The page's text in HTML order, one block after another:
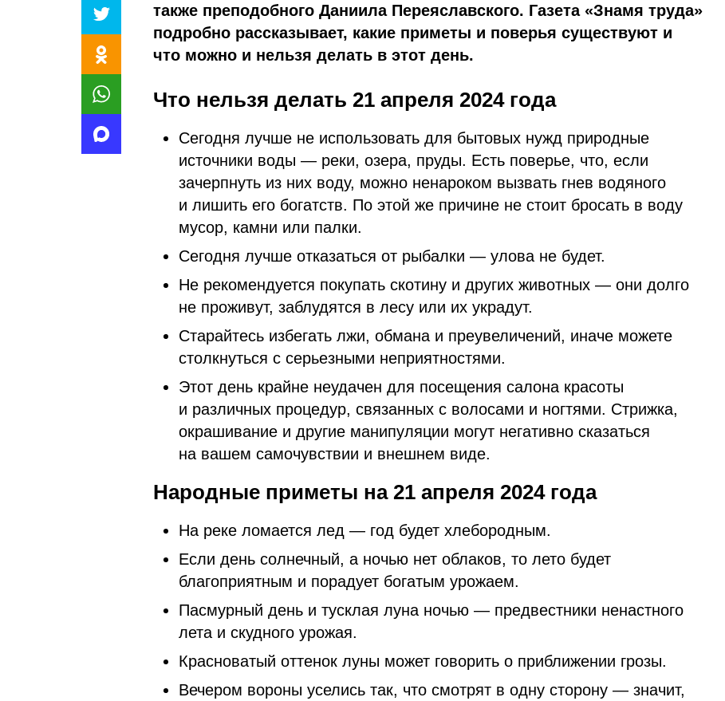
также преподобного Даниила Переяславского. Газета «Знамя труда»
подробно рассказывает, какие приметы и поверья существуют и
что можно и нельзя делать в этот день.
Что нельзя делать 21 апреля 2024 года
Сегодня лучше не использовать для бытовых нужд природные
источники воды — реки, озера, пруды. Есть поверье, что, если
зачерпнуть из них воду, можно ненароком вызвать гнев водяного
и лишить его богатств. По этой же причине не стоит бросать в воду
мусор, камни или палки.
Сегодня лучше отказаться от рыбалки — улова не будет.
Не рекомендуется покупать скотину и других животных — они долго
не проживут, заблудятся в лесу или их украдут.
Старайтесь избегать лжи, обмана и преувеличений, иначе можете
столкнуться с серьезными неприятностями.
Этот день крайне неудачен для посещения салона красоты
и различных процедур, связанных с волосами и ногтями. Стрижка,
окрашивание и другие манипуляции могут негативно сказаться
на вашем самочувствии и внешнем виде.
Народные приметы на 21 апреля 2024 года
На реке ломается лед — год будет хлебородным.
Если день солнечный, а ночью нет облаков, то лето будет
благоприятным и порадует богатым урожаем.
Пасмурный день и тусклая луна ночью — предвестники ненастного
лета и скудного урожая.
Красноватый оттенок луны может говорить о приближении грозы.
Вечером вороны уселись так, что смотрят в одну сторону — значит,